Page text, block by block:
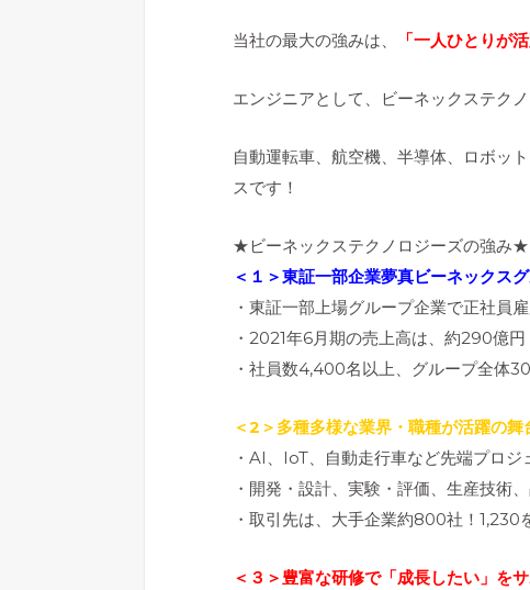
当社の最大の強みは、 「一人ひとりが
エンジニアとして、ビーネックステク
自動運転車、航空機、半導体、ロボッ
スです！
★ビーネックステクノロジーズの強み★
＜１＞東証一部企業夢真ビーネックス
・東証一部上場グループ企業で正社員
・2021年6月期の売上高は、約290億円
・社員数4,400名以上、グループ全体
＜2＞多種多様な業界・職種が活躍の舞
・AI、IoT、自動走行車など先端プロジ
・開発・設計、実験・評価、生産技術
・取引先は、大手企業約800社！1,230
＜３＞豊富な研修で「成長したい」をサ